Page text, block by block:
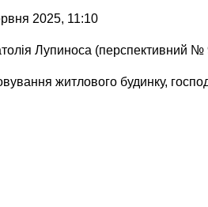
2025, 11:10
Лупиноса (перспективний №
житлового будинку,